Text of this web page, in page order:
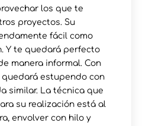
los que te
proyectos. Su
fácil como
Y te quedará perfecto
manera informal. Con
quedará estupendo con
similar. La técnica que
su realización está al
envolver con hilo y